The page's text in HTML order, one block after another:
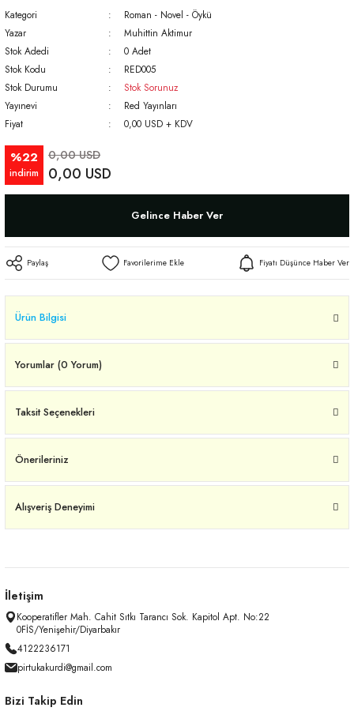
Kategori
Roman - Novel - Öykü
Yazar
Muhittin Aktimur
Stok Adedi
0 Adet
Stok Kodu
RED005
Stok Durumu
Stok Sorunuz
Yayınevi
Red Yayınları
Fiyat
0,00 USD + KDV
%22
indirim
0,00 USD
0,00 USD
Gelince Haber Ver
Paylaş Fiyatı Düşünce Haber Ver
Ürün Bilgisi
Yorumlar (0 Yorum)
Taksit Seçenekleri
Önerileriniz
Alışveriş Deneyimi
İletişim
Kooperatifler Mah. Cahit Sıtkı Tarancı Sok. Kapitol Apt. No:22
0FİS/Yenişehir/Diyarbakır
4122236171
pirtukakurdi@gmail.com
Bizi Takip Edin